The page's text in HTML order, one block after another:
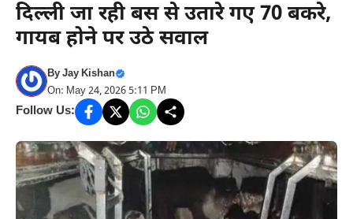
दिल्ली जा रही बस से उतारे गए 70 बकरे,
गायब होने पर उठे सवाल
ByJay Kishan
On: May 24, 2026 5:11 PM
Follow Us: